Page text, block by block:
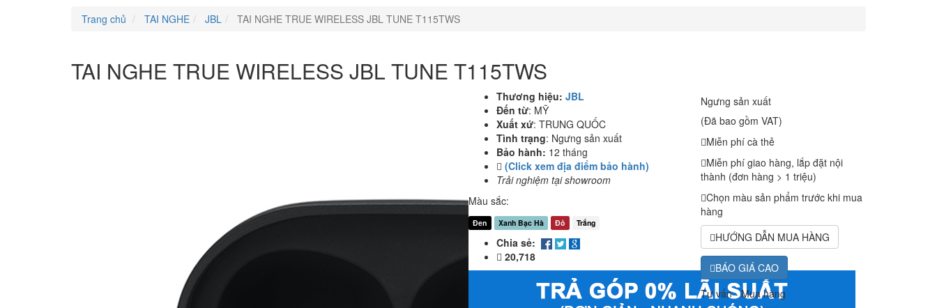
Trang chủ
TAI NGHE JBL TAI NGHE TRUE WIRELESS JBL TUNE T115TWS
TAI NGHE TRUE WIRELESS JBL TUNE T115TWS
Thương hiệu: JBL
Đến từ: MỸ
Xuất xứ: TRUNG QUỐC
Tình trạng: Ngưng sản xuất
Bảo hành: 12 tháng
(Click xem địa điểm bảo hành)
Trải nghiệm tại showroom
Màu sắc:
Đen Xanh Bạc Hà Đỏ Trắng
Chia sẻ:
20,718
Ngưng sản xuất
(Đã bao gồm VAT)
Miễn phí cà thẻ
Miễn phí giao hàng, lắp đặt nội
thành (đơn hàng > 1 triệu)
Chọn màu sản phẩm trước khi mua
hàng
HƯỚNG DẪN MUA HÀNG
BÁO GIÁ CAO
Tư vấn - Mua hàng